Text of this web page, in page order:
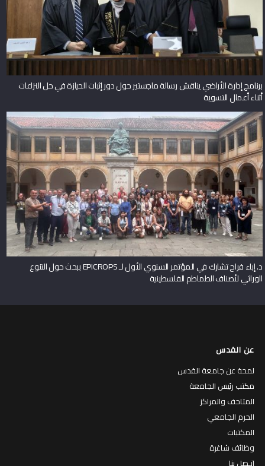
برنامج إدارة الأراضي يناقش رسالة ماجستير حول دور إثبات الحيازة في حل النزاعات
أثناء أعمال التسوية
د. إباء فراح تشارك في المؤتمر السنوي الأول لـ EPICROPS ببحث حول التنوع
الوراثي لأصناف الطماطم الفلسطينية
عن القدس
لمحة عن جامعة القدس
مكتب رئيس الجامعة
المتاحف والمراكز
الحرم الجامعي
المكتبات
وظائف شاغرة
إتـصل بنا